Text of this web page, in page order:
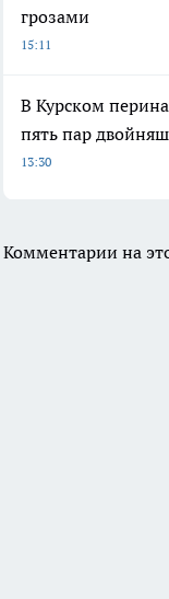
грозами
15:11
В Курском
пять пар
13:30
Комментарии на